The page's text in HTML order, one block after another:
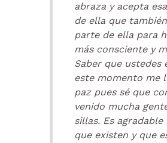
abraza y acepta
de ella que
parte de ella para
más consciente y
Saber que ustedes
este momento me
paz pues sé que
venido mucha
sillas. Es
que existen y que